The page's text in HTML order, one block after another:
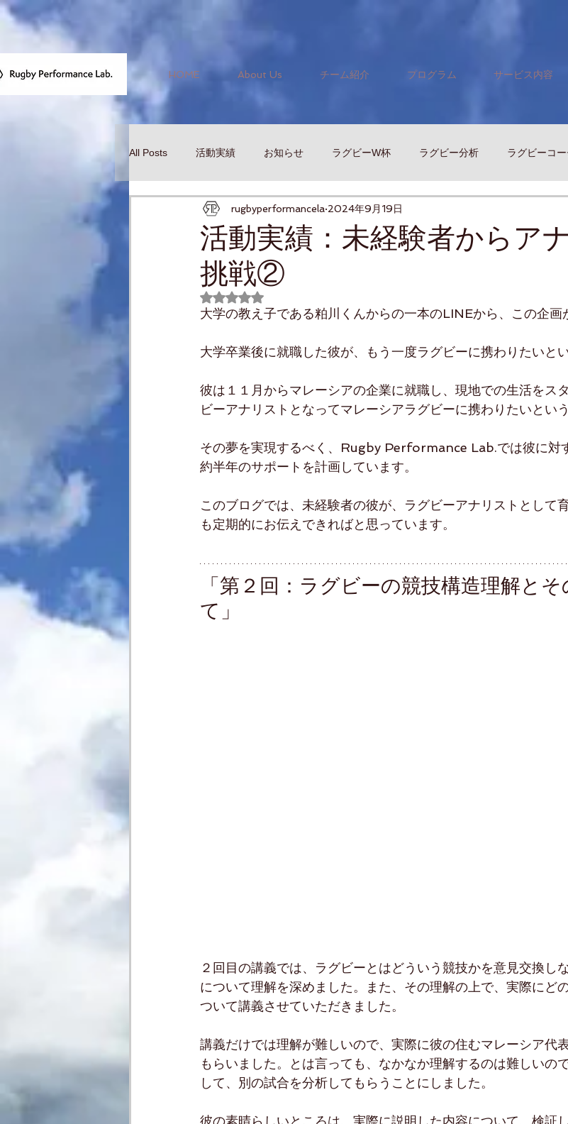
HOME About Us チーム紹介 プログラム サービス内容
All Posts 活動実績 お知らせ ラグビーW杯 ラグビー分析 ラグビーコ
活動実績：未経験者からア
挑戦②
rugbyperformancela 2024年9月19日
5つ星のうちNaNと評価されています。
大学の教え子である粕川くんからの一本のLINEから、この企画
大学卒業後に就職した彼が、もう一度ラグビーに携わりたいと
彼は１１月からマレーシアの企業に就職し、現地での生活をス
ビーアナリストとなってマレーシアラグビーに携わりたいとい
その夢を実現するべく、Rugby Performance Lab.では彼に対
約半年のサポートを計画しています。
このブログでは、未経験者の彼が、ラグビーアナリストとして
も定期的にお伝えできればと思っています。
「第２回：ラグビーの競技構造理解と
て」
２回目の講義では、ラグビーとはどういう競技かを意見交換し
について理解を深めました。また、その理解の上で、実際にど
ついて講義させていただきました。
講義だけでは理解が難しいので、実際に彼の住むマレーシア代
もらいました。とは言っても、なかなか理解するのは難しいの
して、別の試合を分析してもらうことにしました。
彼の素晴らしいところは、実際に説明した内容について、検証